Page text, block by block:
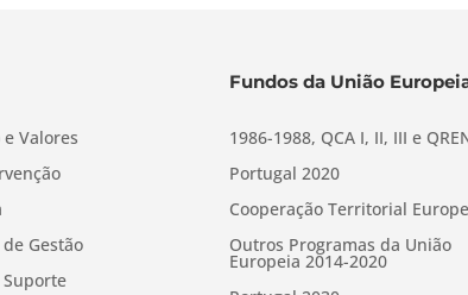
Valores
Gestão
Suporte
Fundos da União
1986-1988, QCA I, II, III e
Portugal 2020
Cooperação Territorial
Outros Programas da União
Europeia 2014-2020